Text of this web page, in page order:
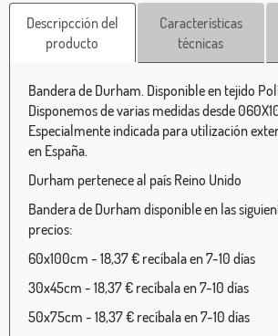
Descripcción del
producto
Características
técnicas
Bandera de Durham. Disponible en tejido
Disponemos de varias medidas desde
Especialmente indicada para utilización
en España.
Durham pertenece al país Reino Unido
Bandera de Durham disponible en las
precios:
60x100cm - 18,37 € recíbala en 7-10 días
30x45cm - 18,37 € recíbala en 7-10 días
50x75cm - 18,37 € recíbala en 7-10 días